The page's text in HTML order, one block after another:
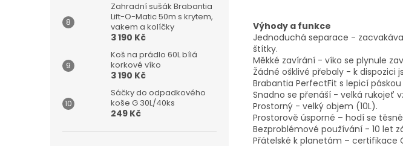
Zahradní sušák Brabantia
Lift-O-Matic 50m s krytem,
vakem a kolíčky
3 190 Kč
Koš na prádlo 60L bílá
korkové víko
3 190 Kč
Sáčky do odpadkového
koše G 30L/40ks
249 Kč
Výhody a funkce
Jednoduchá separace -
štítky.
Měkké zavírání - víko se plynule
Žádné ošklivé přebaly - k
Brabantia PerfectFit s lepicí
Snadno se přenáší - velká rukojeť
Prostorný - velký objem (10L).
Prostorově úsporné – hodí se
Bezproblémové používání - 10 let
Přátelské k planetám – certifikace